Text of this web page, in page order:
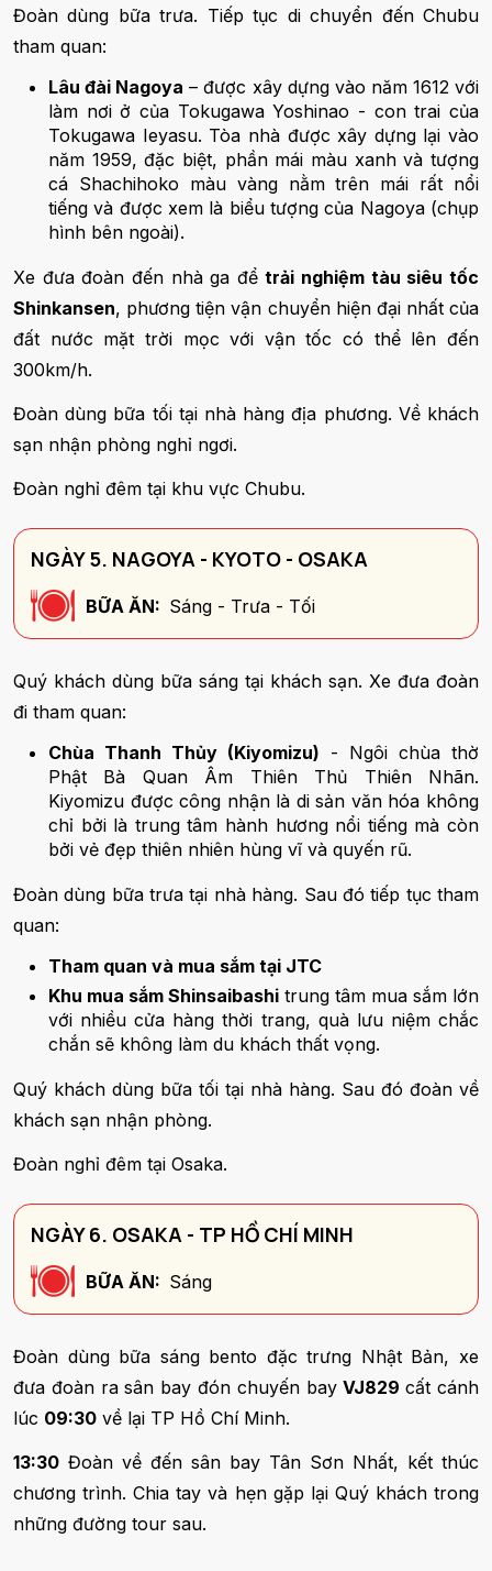
Đoàn dùng bữa trưa. Tiếp tục di chuyển đến Chubu
tham quan:
Lâu đài Nagoya – được xây dựng vào năm 1612 với
làm nơi ở của Tokugawa Yoshinao - con trai của
Tokugawa Ieyasu. Tòa nhà được xây dựng lại vào
năm 1959, đặc biệt, phần mái màu xanh và tượng
cá Shachihoko màu vàng nằm trên mái rất nổi
tiếng và được xem là biểu tượng của Nagoya (chụp
hình bên ngoài).
Xe đưa đoàn đến nhà ga đểtrải nghiệm tàu siêu tốc
Shinkansen, phương tiện vận chuyển hiện đại nhất của
đất nước mặt trời mọc với vận tốc có thể lên đến
300km/h.
Đoàn dùng bữa tối tại nhà hàng địa phương. Về khách
sạn nhận phòng nghỉ ngơi.
Đoàn nghỉ đêm tại khu vực Chubu.
NGÀY 5. NAGOYA - KYOTO - OSAKA
BỮA ĂN: Sáng - Trưa - Tối
Quý khách dùng bữa sáng tại khách sạn. Xe đưa đoàn
đi tham quan:
Chùa Thanh Thủy (Kiyomizu) - Ngôi chùa thờ
Phật Bà Quan Âm Thiên Thủ Thiên Nhãn.
Kiyomizu được công nhận là di sản văn hóa không
chỉ bởi là trung tâm hành hương nổi tiếng mà còn
bởi vẻ đẹp thiên nhiên hùng vĩ và quyến rũ.
Đoàn dùng bữa trưa tại nhà hàng. Sau đó tiếp tục tham
quan:
Tham quan và mua sắm tại JTC
Khu mua sắm Shinsaibashi trung tâm mua sắm lớn
với nhiều cửa hàng thời trang, quà lưu niệm chắc
chắn sẽ không làm du khách thất vọng.
Quý khách dùng bữa tối tại nhà hàng. Sau đó đoàn về
khách sạn nhận phòng.
Đoàn nghỉ đêm tại Osaka.
NGÀY 6. OSAKA - TP HỒ CHÍ MINH
BỮA ĂN: Sáng
Đoàn dùng bữa sáng bento đặc trưng Nhật Bản, xe
đưa đoàn ra sân bay đón chuyến bayVJ829cất cánh
lúc 09:30 về lại TP Hồ Chí Minh.
13:30 Đoàn về đến sân bay Tân Sơn Nhất, kết thúc
chương trình. Chia tay và hẹn gặp lại Quý khách trong
những đường tour sau.